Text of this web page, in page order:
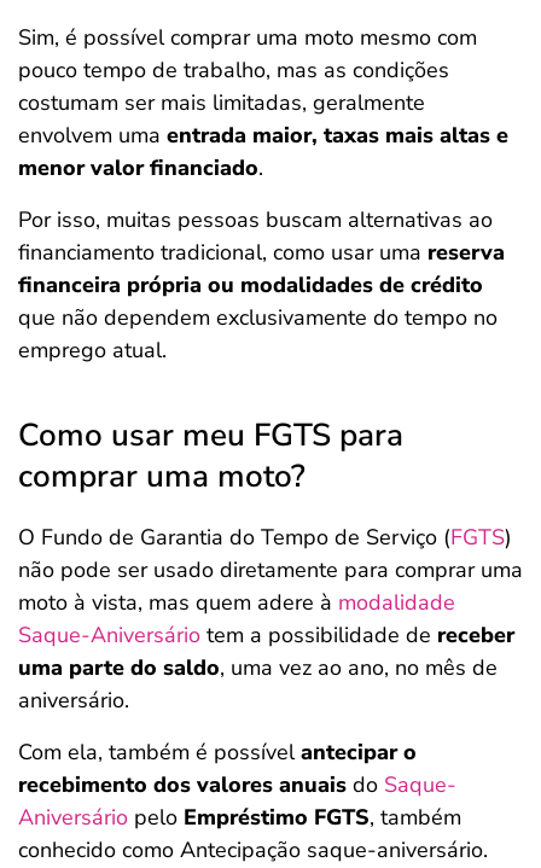
Sim, é possível comprar uma moto mesmo com
pouco tempo de trabalho, mas as condições
costumam ser mais limitadas, geralmente
envolvem uma entrada maior, taxas mais altas e
menor valor financiado.
Por isso, muitas pessoas buscam alternativas ao
financiamento tradicional, como usar uma reserva
financeira própria ou modalidades de crédito
que não dependem exclusivamente do tempo no
emprego atual.
Como usar meu FGTS para
comprar uma moto?
O Fundo de Garantia do Tempo de Serviço (FGTS)
não pode ser usado diretamente para comprar uma
moto à vista, mas quem adere à modalidade
Saque-Aniversário tem a possibilidade de receber
uma parte do saldo, uma vez ao ano, no mês de
aniversário.
Com ela, também é possívelantecipar o
recebimento dos valores anuais do Saque-
Aniversário pelo Empréstimo FGTS, também
conhecido como Antecipação saque-aniversário.